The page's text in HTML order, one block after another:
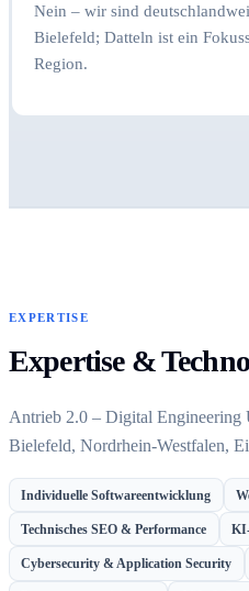
Nein – wir sind
Bielefeld; Datteln ist ein
Region.
EXPERTISE
Expertise &
Antrieb 2.0 – Digital Engineering
Bielefeld, Nordrhein-Westfalen,
Individuelle Softwareentwicklung
Technisches SEO & Performance
Cybersecurity & Application Security